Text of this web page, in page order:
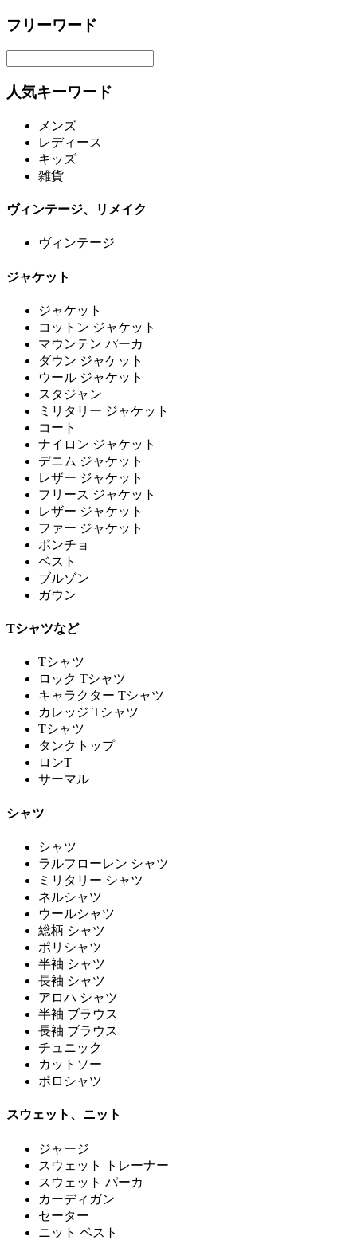
フリーワード
人気キーワード
メンズ
レディース
キッズ
雑貨
ヴィンテージ、リメイク
ヴィンテージ
ジャケット
ジャケット
コットン ジャケット
マウンテン パーカ
ダウン ジャケット
ウール ジャケット
スタジャン
ミリタリー ジャケット
コート
ナイロン ジャケット
デニム ジャケット
レザー ジャケット
フリース ジャケット
レザー ジャケット
ファー ジャケット
ポンチョ
ベスト
ブルゾン
ガウン
Tシャツなど
Tシャツ
ロック Tシャツ
キャラクター Tシャツ
カレッジ Tシャツ
Tシャツ
タンクトップ
ロンT
サーマル
シャツ
シャツ
ラルフローレン シャツ
ミリタリー シャツ
ネルシャツ
ウールシャツ
総柄 シャツ
ポリシャツ
半袖 シャツ
長袖 シャツ
アロハ シャツ
半袖 ブラウス
長袖 ブラウス
チュニック
カットソー
ポロシャツ
スウェット、ニット
ジャージ
スウェット トレーナー
スウェット パーカ
カーディガン
セーター
ニット ベスト